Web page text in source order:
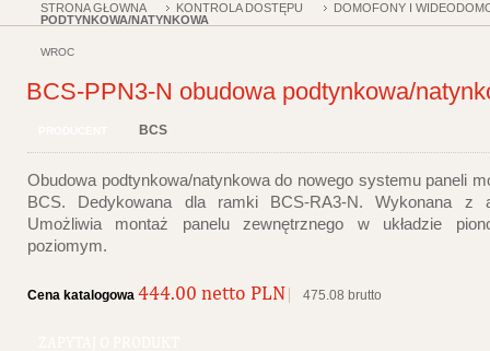
STRONA GŁÓWNA KONTROLA DOSTĘPU
DOMOFONY I
PODTYNKOWA/NATYNKOWA
WRÓĆ
BCS-PPN3-N obudowa podtynkowa/
BCS
Obudowa podtynkowa/natynkowa do nowego systemu paneli
BCS. Dedykowana dla ramki BCS-RA3-N. Wykonana z
Umożliwia montaż panelu zewnętrznego w układzie
poziomym.
Cena katalogowa 444.00 netto PLN 475.08 brutto